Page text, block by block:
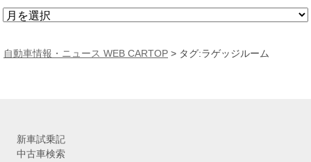
ア
カ
自動車情報・ニュース WEB CARTOP > タグ:ラゲッジルーム
新車試乗記
中古車検索